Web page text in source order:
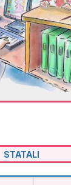
STATALI